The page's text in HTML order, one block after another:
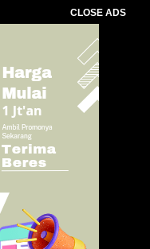
CLOSE ADS